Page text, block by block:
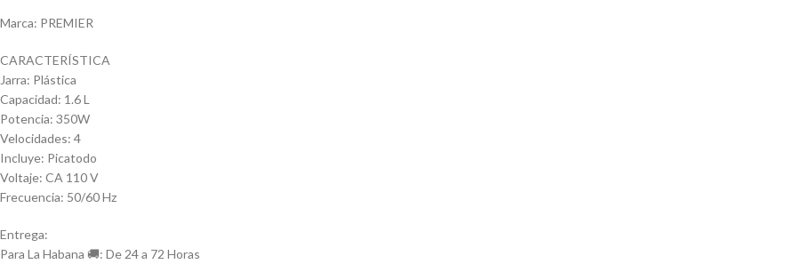
Marca: PREMIER
CARACTERÍSTICA
Jarra: Plástica
Capacidad: 1.6 L
Potencia: 350W
Velocidades: 4
Incluye: Picatodo
Voltaje: CA 110 V
Frecuencia: 50/60 Hz
Entrega:
Para La Habana 🚚: De 24 a 72 Horas